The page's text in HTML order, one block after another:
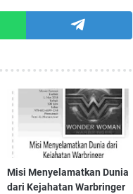
Misi Menyelamatkan Dunia
dari Kejahatan Warbringer